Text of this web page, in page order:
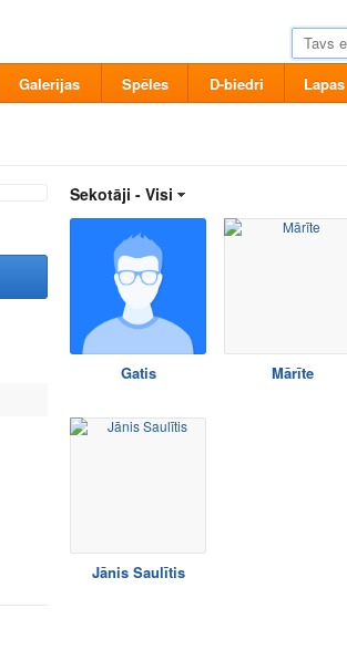
Galerijas Spēles D-biedri Lapas
Sekotāji - Visi
Gatis Mārīte
Jānis Saulītis